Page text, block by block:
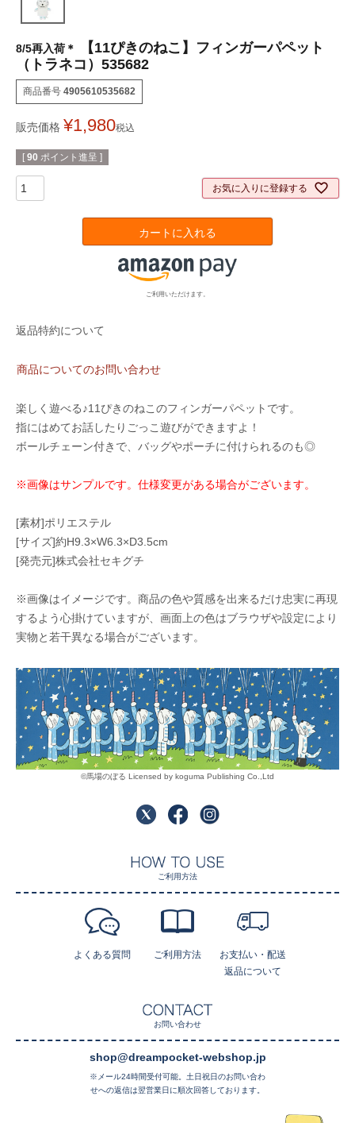
8/5再入荷＊
【11ぴきのねこ】フィンガーパペット
（トラネコ）535682
商品番号 4905610535682
販売価格 ¥1,980税込
[ 90 ポイント進呈 ]
お気に入りに登録する
カートに入れる
ご利用いただけます。
返品特約について
商品についてのお問い合わせ
楽しく遊べる♪11ぴきのねこのフィンガーパペットです。
指にはめてお話したりごっこ遊びができますよ！
ボールチェーン付きで、バッグやポーチに付けられるのも◎
※画像はサンプルです。仕様変更がある場合がございます。
[素材]ポリエステル
[サイズ]約H9.3×W6.3×D3.5cm
[発売元]株式会社セキグチ
※画像はイメージです。商品の色や質感を出来るだけ忠実に再現
するよう心掛けていますが、画面上の色はブラウザや設定により
実物と若干異なる場合がございます。
©馬場のぼる Licensed by koguma Publishing Co.,Ltd
お問い合わせ
shop@dreampocket-webshop.jp
※メール24時間受付可能。土日祝日のお問い合わ
せへの返信は翌営業日に順次回答しております。
ご利用方法
よくある質問 ご利用方法
お支払い・配送
返品について